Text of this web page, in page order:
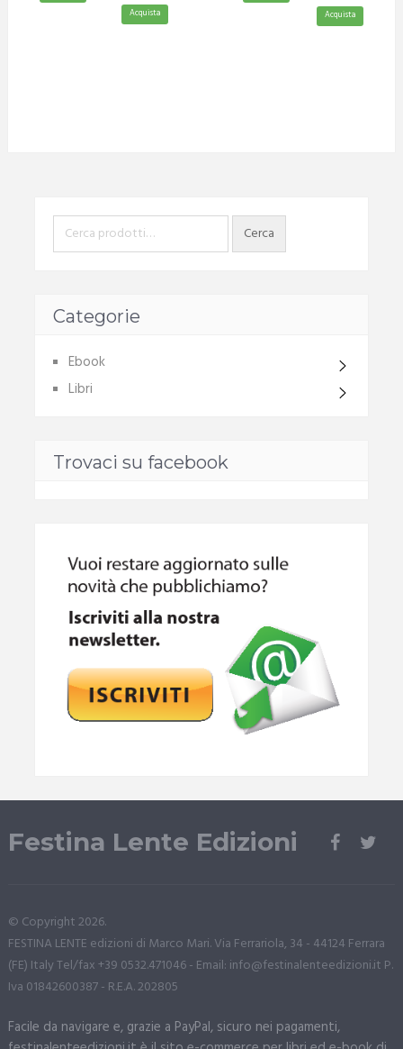
Acquista
Acquista
Categorie
Ebook
Libri
Trovaci su facebook
Festina Lente Edizioni
© Copyright 2026.
FESTINA LENTE edizioni di Marco Mari. Via Ferrariola, 34 - 44124 Ferrara
(FE) Italy Tel/fax +39 0532.471046 - Email: info@festinalenteedizioni.it P.
Iva 01842600387 - R.E.A. 202805
Facile da navigare e, grazie a PayPal, sicuro nei pagamenti,